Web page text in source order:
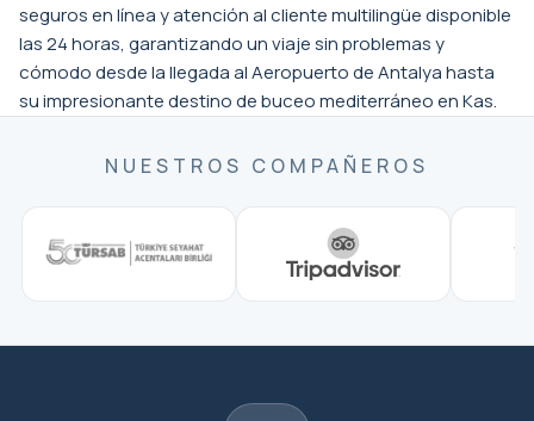
seguros en línea y atención al cliente multilingüe disponible
las 24 horas, garantizando un viaje sin problemas y
cómodo desde la llegada al Aeropuerto de Antalya hasta
su impresionante destino de buceo mediterráneo en Kas.
NUESTROS COMPAÑEROS